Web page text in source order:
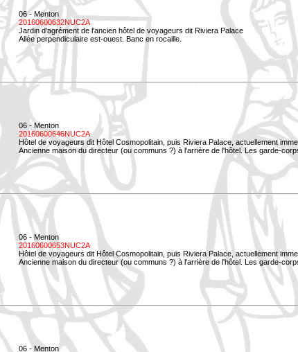
06 - Menton
20160600632NUC2A
Jardin d'agrément de l'ancien hôtel de voyageurs dit Riviera Palace
Allée perpendiculaire est-ouest. Banc en rocaille.
06 - Menton
20160600646NUC2A
Hôtel de voyageurs dit Hôtel Cosmopolitain, puis Riviera Palace, actuellement
Ancienne maison du directeur (ou communs ?) à l'arrière de l'hôtel. Les garde-
06 - Menton
20160600653NUC2A
Hôtel de voyageurs dit Hôtel Cosmopolitain, puis Riviera Palace, actuellement
Ancienne maison du directeur (ou communs ?) à l'arrière de l'hôtel. Les garde-
06 - Menton